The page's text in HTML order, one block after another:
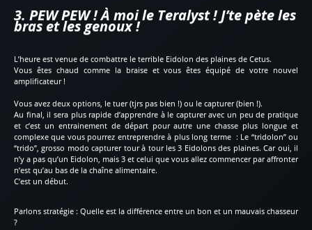
3. PEW PEW ! À moi le Teralyst ! J’te pète les
bras et les genoux !
L’heure est venue de combattre le terrible Eidolon des plaines de Cetus.
Vous êtes chaud comme la braise et vous êtes équipé de votre nouvel
amplificateur !
Vous avez deux options, le tuer (tjrs pas bien !) ou le capturer (bien !).
Au final, il sera plus rapide d’apprendre à le capturer avec un peu de pratique
et c’est un entrainement de départ pour autre une chasse plus longue et
complexe que vous pourrez entreprendre à plus long terme : Le “tridolon” ou
“trido”, grosso modo capturer tour à tour les 3 Eidolons des plaines. Car oui, il
n’y a pas qu’un Eidolon, mais 3 et celui que vous allez commencer par affronter
n’est qu’au bas de la chaîne alimentaire.
C’est un début.
Parlons stratégie : Quelle est la différence entre un bon et un mauvais chasseur
?